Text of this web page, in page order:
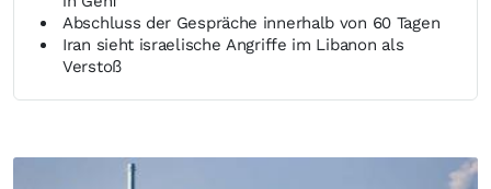
Abschluss der Gespräche innerhalb von 60 Tagen
Iran sieht israelische Angriffe im Libanon als
Verstoß